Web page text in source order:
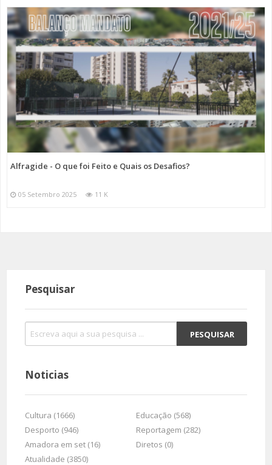
Alfragide - O que foi Feito e Quais os Desafios?
05 Setembro 2025 11 K
Pesquisar
Noticias
Cultura (1666)
Educação (568)
Desporto (946)
Reportagem (282)
Amadora em set (16)
Diretos (0)
Atualidade (3850)